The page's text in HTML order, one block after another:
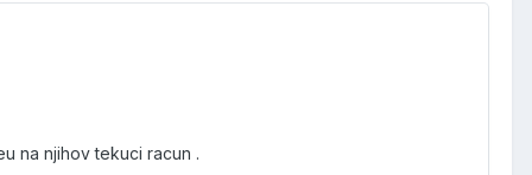
na njihov tekuci racun .